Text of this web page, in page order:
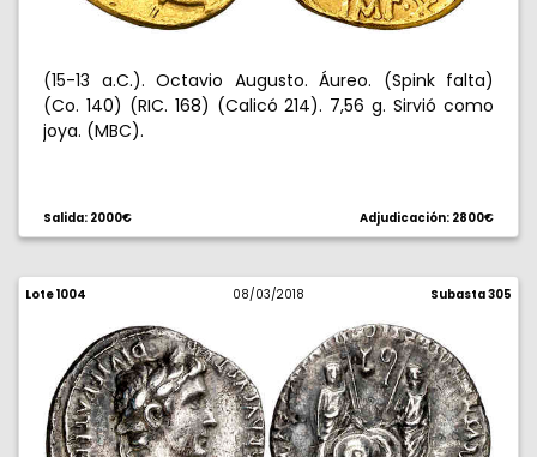
(15-13 a.C.). Octavio Augusto. Áureo. (Spink falta)
(Co. 140) (RIC. 168) (Calicó 214). 7,56 g. Sirvió como
joya. (MBC).
Salida: 2000€ Adjudicación: 2800€
Lote 1004 08/03/2018 Subasta 305